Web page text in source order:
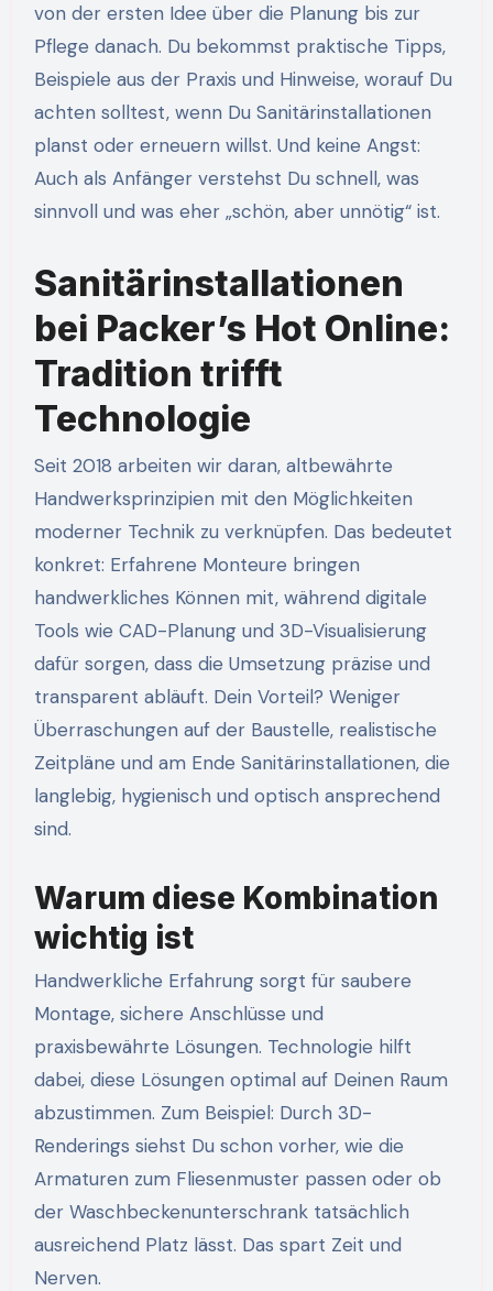
von der ersten Idee über die Planung bis zur
Pflege danach. Du bekommst praktische Tipps,
Beispiele aus der Praxis und Hinweise, worauf Du
achten solltest, wenn Du Sanitärinstallationen
planst oder erneuern willst. Und keine Angst:
Auch als Anfänger verstehst Du schnell, was
sinnvoll und was eher „schön, aber unnötig“ ist.
Sanitärinstallationen
bei Packer’s Hot Online:
Tradition trifft
Technologie
Seit 2018 arbeiten wir daran, altbewährte
Handwerksprinzipien mit den Möglichkeiten
moderner Technik zu verknüpfen. Das bedeutet
konkret: Erfahrene Monteure bringen
handwerkliches Können mit, während digitale
Tools wie CAD-Planung und 3D-Visualisierung
dafür sorgen, dass die Umsetzung präzise und
transparent abläuft. Dein Vorteil? Weniger
Überraschungen auf der Baustelle, realistische
Zeitpläne und am Ende Sanitärinstallationen, die
langlebig, hygienisch und optisch ansprechend
sind.
Warum diese Kombination
wichtig ist
Handwerkliche Erfahrung sorgt für saubere
Montage, sichere Anschlüsse und
praxisbewährte Lösungen. Technologie hilft
dabei, diese Lösungen optimal auf Deinen Raum
abzustimmen. Zum Beispiel: Durch 3D-
Renderings siehst Du schon vorher, wie die
Armaturen zum Fliesenmuster passen oder ob
der Waschbeckenunterschrank tatsächlich
ausreichend Platz lässt. Das spart Zeit und
Nerven.